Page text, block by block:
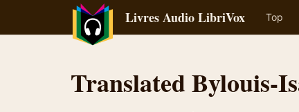
Livres Audio LibriVox Top
Translated Bylouis-